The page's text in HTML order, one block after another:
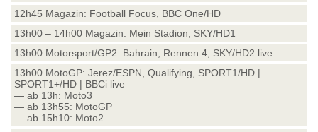
12h45 Magazin: Football Focus, BBC One/HD
13h00 – 14h00 Magazin: Mein Stadion, SKY/HD1
13h00 Motorsport/GP2: Bahrain, Rennen 4, SKY/HD2 live
13h00 MotoGP: Jerez/ESPN, Qualifying, SPORT1/HD |
SPORT1+/HD | BBCi live
— ab 13h: Moto3
— ab 13h55: MotoGP
— ab 15h10: Moto2